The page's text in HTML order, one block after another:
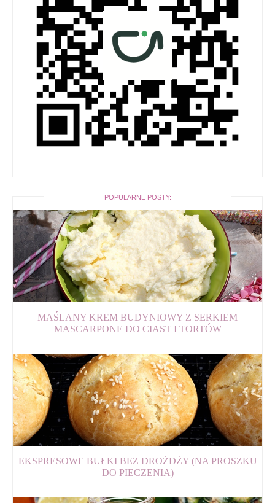
POPULARNE POSTY:
MAŚLANY KREM BUDYNIOWY Z SERKIEM
MASCARPONE DO CIAST I TORTÓW
EKSPRESOWE BUŁKI BEZ DROŻDŻY (NA PROSZKU
DO PIECZENIA)